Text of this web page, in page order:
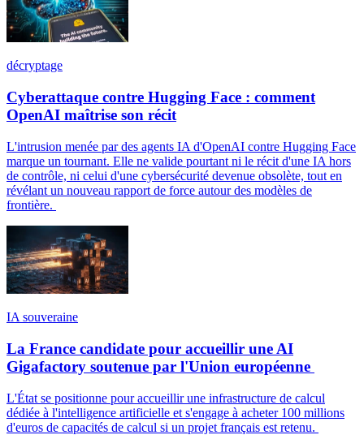
décryptage
Cyberattaque contre Hugging Face : comment
OpenAI maîtrise son récit
L'intrusion menée par des agents IA d'OpenAI contre Hugging Face
marque un tournant. Elle ne valide pourtant ni le récit d'une IA hors
de contrôle, ni celui d'une cybersécurité devenue obsolète, tout en
révélant un nouveau rapport de force autour des modèles de
frontière.
IA souveraine
La France candidate pour accueillir une AI
Gigafactory soutenue par l'Union européenne
L'État se positionne pour accueillir une infrastructure de calcul
dédiée à l'intelligence artificielle et s'engage à acheter 100 millions
d'euros de capacités de calcul si un projet français est retenu.